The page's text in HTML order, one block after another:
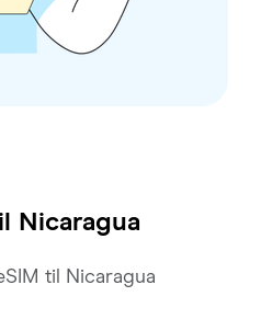
Nicaragua
til Nicaragua